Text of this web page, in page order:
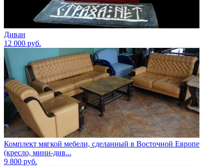
Диван
12 000 руб.
Комплект мягкой мебели, сделанный в Восточной Европе
(кресло, мини-див...
9 800 руб.